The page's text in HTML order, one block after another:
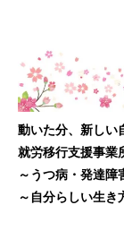
動いた分、新しい
就労移行支援事
～うつ病・発達障
～自分らしい生き